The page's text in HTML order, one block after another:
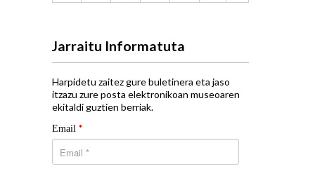
Jarraitu Informatuta
Harpidetu zaitez gure buletinera eta jaso
itzazu zure posta elektronikoan museoaren
ekitaldi guztien berriak.
Email *